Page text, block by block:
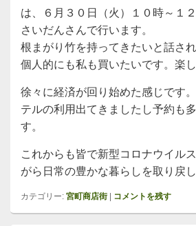
は、６月３０日（火）１０時～１
さいだんさんで行います。
根まがり竹を持ってきたいと話さ
個人的にも私も買いたいです。楽
徐々に経済が回り始めた感じです
テルの利用出てきましたし予約も
す。
これからも皆で新型コロナウイル
がら日常の豊かな暮らしを取り戻し
カテゴリー: 宮町商店街 コメントを残す